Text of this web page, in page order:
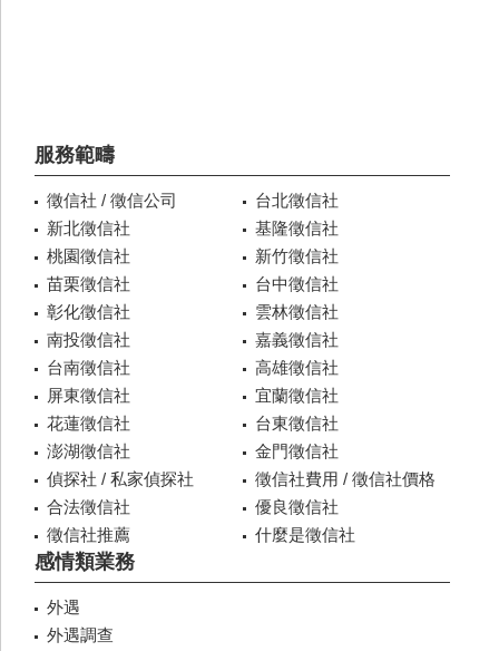
服務範疇
徵信社 / 徵信公司
台北徵信社
新北徵信社
基隆徵信社
桃園徵信社
新竹徵信社
苗栗徵信社
台中徵信社
彰化徵信社
雲林徵信社
南投徵信社
嘉義徵信社
台南徵信社
高雄徵信社
屏東徵信社
宜蘭徵信社
花蓮徵信社
台東徵信社
澎湖徵信社
金門徵信社
偵探社 / 私家偵探社
徵信社費用 / 徵信社價格
合法徵信社
優良徵信社
徵信社推薦
什麼是徵信社
感情類業務
外遇
外遇調查